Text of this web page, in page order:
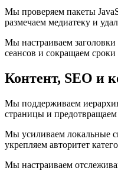
Мы проверяем пакеты
размечаем медиатеку и
Мы настраиваем
сеансов и сокращаем
Контент, SEO и
Мы поддерживаем
страницы и
Мы усиливаем локальные
укрепляем авторитет
Мы настраиваем